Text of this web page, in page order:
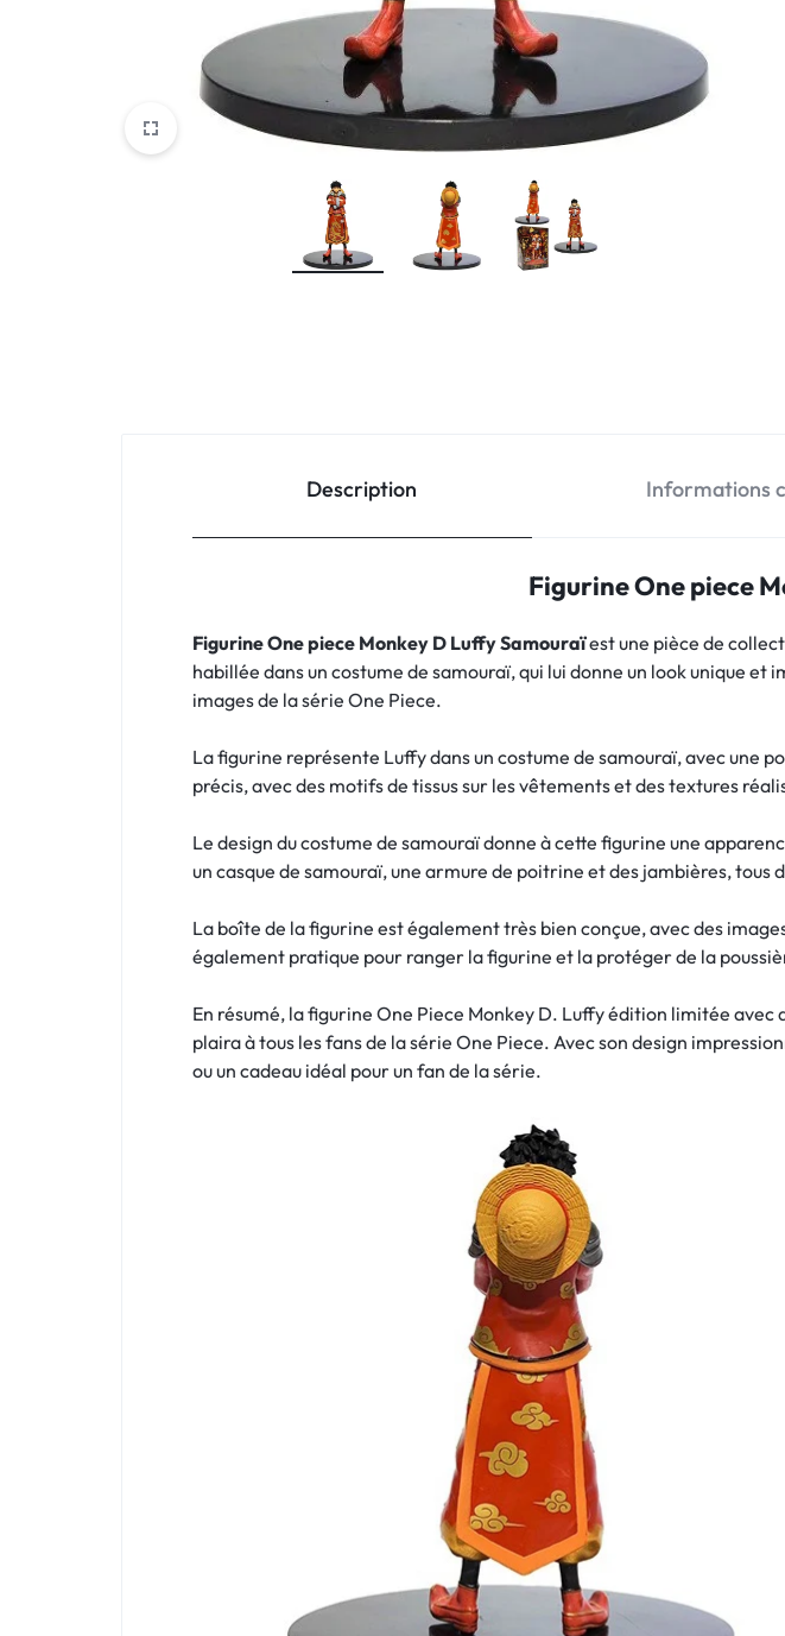
Description Informations
Figurine One piece
Figurine One piece Monkey D Luffy Samouraïest une pièce de
habillée dans un costume de samouraï, qui lui donne un look unique
images de la série One Piece.
La figurine représente Luffy dans un costume de samouraï, avec une
précis, avec des motifs de tissus sur les vêtements et des textures
Le design du costume de samouraï donne à cette figurine une
un casque de samouraï, une armure de poitrine et des jambières,
La boîte de la figurine est également très bien conçue, avec des
également pratique pour ranger la figurine et la protéger de la
En résumé, la figurine One Piece Monkey D. Luffy édition limitée
plaira à tous les fans de la série One Piece. Avec son design
ou un cadeau idéal pour un fan de la série.